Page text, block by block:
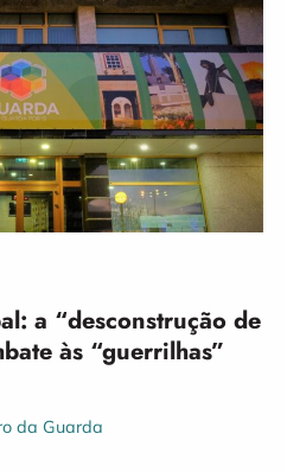
a “desconstrução de
às “guerrilhas”
da Guarda